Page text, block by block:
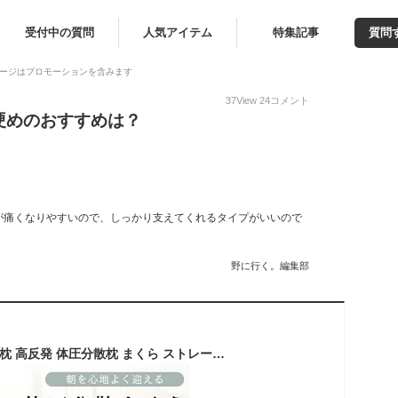
受付中の質問 人気アイテム 特集記事 質問
ジはプロモーションを含みます
37View 24コメント
のおすすめは？
くなりやすいので、しっかり支えてくれるタイプがいいので
野に行く。編集部
【5％OFFクーポン】枕 高反発 体圧分散枕 まくら ストレートネック 枕 矯正枕 横向き 枕 マクラ 肩こり 首こり 解消グッズ 高さ調整枕 まくら 頭痛 いびき対策 安眠 通気性 吸汗性 保温性枕 高め 高反発 硬め 60×42cm 誕生日 プレゼント お中元